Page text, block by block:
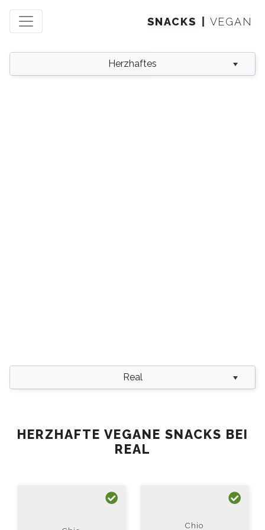
SNACKS VEGAN
Herzhaftes
Real
HERZHAFTE VEGANE SNACKS BEI
REAL
Chio